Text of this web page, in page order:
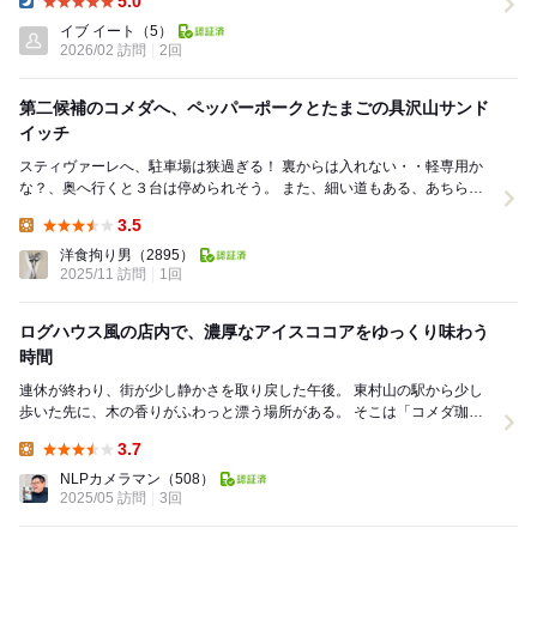
イブ イート
（5）
2026/02 訪問
2回
第二候補のコメダへ、ペッパーポークとたまごの具沢山サンド
イッチ
スティヴァーレへ、駐車場は狭過ぎる！ 裏からは入れない・・軽専用か
な？、奥へ行くと３台は停められそう。 また、細い道もある、あちらか
3.5
洋食拘り男 （2895）
2025/11 訪問
1回
ログハウス風の店内で、濃厚なアイスココアをゆっくり味わう
時間
連休が終わり、街が少し静かさを取り戻した午後。 東村山の駅から少し
歩いた先に、木の香りがふわっと漂う場所がある。 そこは「コメダ珈琲
3.7
NLPカメラマン （508）
2025/05 訪問
3回